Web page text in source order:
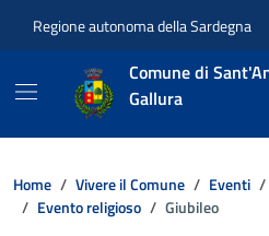
Regione autonoma della Sardegna
Comune di
Gallura
Home Vivere il Comune Eventi
Evento religioso
Giubileo